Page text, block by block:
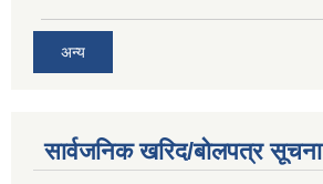
अन्य
सार्वजनिक खरिद/बोलपत्र सूचना